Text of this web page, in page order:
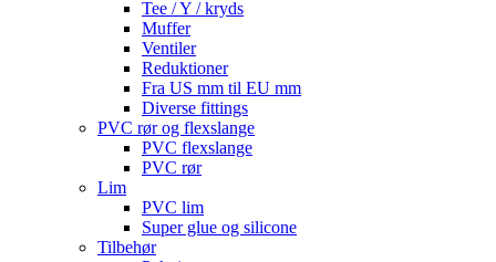
Tee / Y / kryds
Muffer
Ventiler
Reduktioner
Fra US mm til EU mm
Diverse fittings
PVC rør og flexslange
PVC flexslange
PVC rør
Lim
PVC lim
Super glue og silicone
Tilbehør